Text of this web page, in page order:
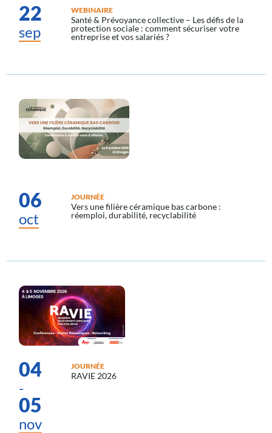
22
sep
WEBINAIRE
Santé & Prévoyance collective – Les défis de la
protection sociale : comment sécuriser votre
entreprise et vos salariés ?
06
oct
JOURNÉE
Vers une filière céramique bas carbone :
réemploi, durabilité, recyclabilité
04
-
05
nov
JOURNÉE
RAVIE 2026